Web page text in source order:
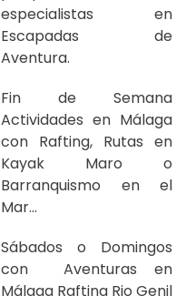
especialistas en
Escapadas de
Aventura.
Fin de Semana
Actividades en Málaga
con Rafting, Rutas en
Kayak Maro o
Barranquismo en el
Mar...
Sábados o Domingos
con Aventuras en
Málaga Rafting Rio Genil